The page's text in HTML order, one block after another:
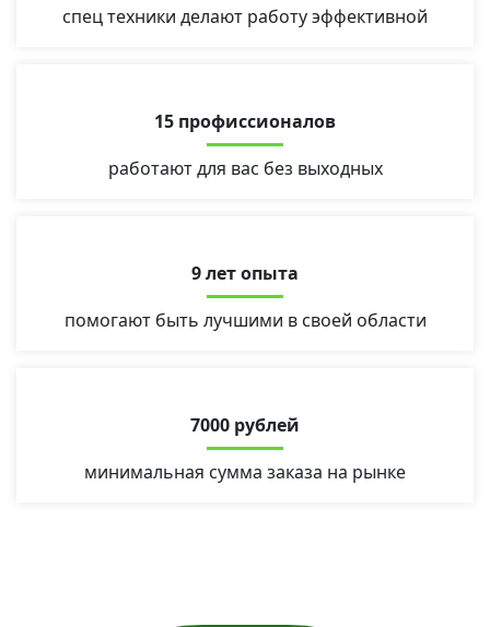
спец техники делают работу эффективной
15 профиссионалов
работают для вас без выходных
9 лет опыта
помогают быть лучшими в своей области
7000 рублей
минимальная сумма заказа на рынке